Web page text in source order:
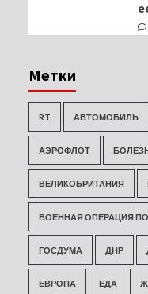
Метки
RT АВТОМОБИЛЬ
АЭРОФЛОТ
ВЕЛИКОБРИТАНИЯ
ВОЕННАЯ ОПЕРАЦИЯ
ГОСДУМА ДНР
ЕВРОПА ЕДА